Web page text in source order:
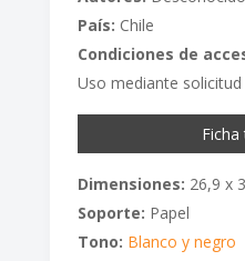
País: Chile
Condiciones de
Uso mediante solicitud
Ficha
Dimensiones: 26,9 x
Soporte: Papel
Tono: Blanco y negro